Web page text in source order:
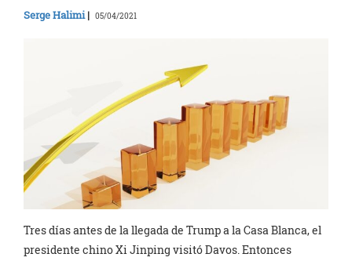
Serge Halimi| 05/04/2021
Tres días antes de la llegada de Trump a la Casa Blanca, el
presidente chino Xi Jinping visitó Davos. Entonces